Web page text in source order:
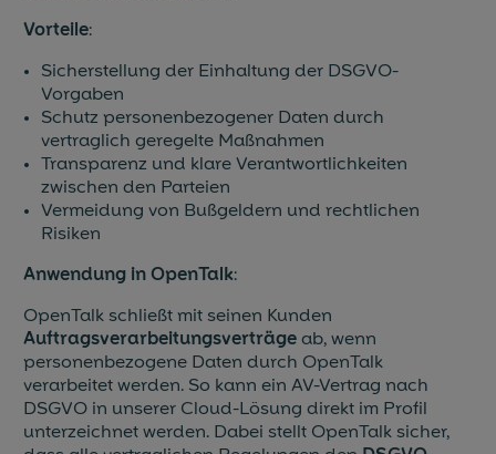
Partner
Referenzen
Jobs
Presse
Vorteile:
Sicherstellung der Einhaltung der DSGVO-
Vorgaben
Schutz personenbezogener Daten durch
vertraglich geregelte Maßnahmen
Transparenz und klare Verantwortlichkeiten
zwischen den Parteien
Vermeidung von Bußgeldern und rechtlichen
Risiken
Anwendung in OpenTalk:
OpenTalk schließt mit seinen Kunden
Auftragsverarbeitungsverträge ab, wenn
personenbezogene Daten durch OpenTalk
verarbeitet werden. So kann ein AV-Vertrag nach
DSGVO in unserer Cloud-Lösung direkt im Profil
unterzeichnet werden. Dabei stellt OpenTalk sicher,